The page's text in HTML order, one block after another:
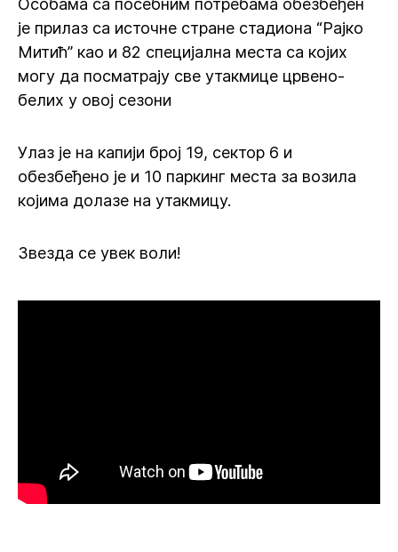
Особама са посебним потребама обезбеђен
је прилаз са источне стране стадиона “Рајко
Митић” као и 82 специјална места са којих
могу да посматрају све утакмице црвено-
белих у овој сезони
Улаз је на капији број 19, сектор 6 и
обезбеђено је и 10 паркинг места за возила
којима долазе на утакмицу.
Звезда се увек воли!